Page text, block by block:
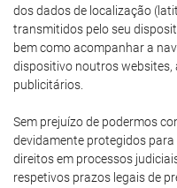
dos dados de localização
transmitidos pelo seu
bem como acompanhar a
dispositivo noutros websites,
publicitários.
Sem prejuízo de podermos
devidamente protegidos
direitos em processos
respetivos prazos legais de